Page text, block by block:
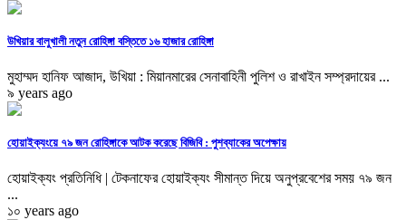
উখিয়ার বালুখালী নতুন রোহিঙ্গা বস্তিতে ১৬ হাজার রোহিঙ্গা
মুহাম্মদ হানিফ আজাদ, উখিয়া : মিয়ানমারের সেনাবাহিনী পুলিশ ও রাখাইন সম্প্রদায়ের ...
৯ years ago
হোয়াইক্যংয়ে ৭৯ জন রোহিঙ্গাকে আটক করেছে বিজিবি : পুশব্যাকের অপেক্ষায়
হোয়াইক্যং প্রতিনিধি | টেকনাফের হোয়াইক্যং সীমান্ত দিয়ে অনুপ্রবেশের সময় ৭৯ জন
...
১০ years ago